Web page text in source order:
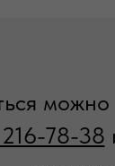
78-38